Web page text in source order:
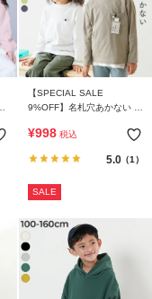
【SPECIAL SALE
9%OFF】名札穴あかない 無
ク 長袖Tシャツ
¥998 税込
5.0（1）
SALE